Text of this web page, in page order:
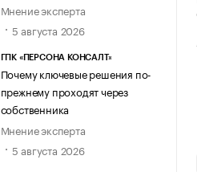
Мнение эксперта
5 августа 2026
ГПК «ПЕРСОНА КОНСАЛТ»
Почему ключевые решения по-
прежнему проходят через
собственника
Мнение эксперта
5 августа 2026